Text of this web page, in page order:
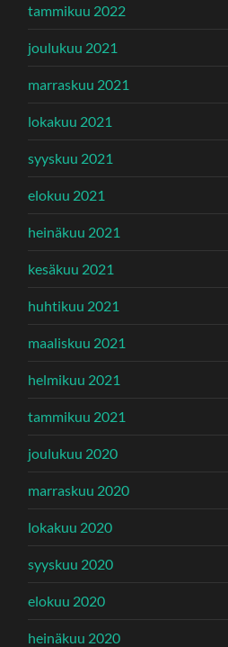
tammikuu 2022
joulukuu 2021
marraskuu 2021
lokakuu 2021
syyskuu 2021
elokuu 2021
heinäkuu 2021
kesäkuu 2021
huhtikuu 2021
maaliskuu 2021
helmikuu 2021
tammikuu 2021
joulukuu 2020
marraskuu 2020
lokakuu 2020
syyskuu 2020
elokuu 2020
heinäkuu 2020